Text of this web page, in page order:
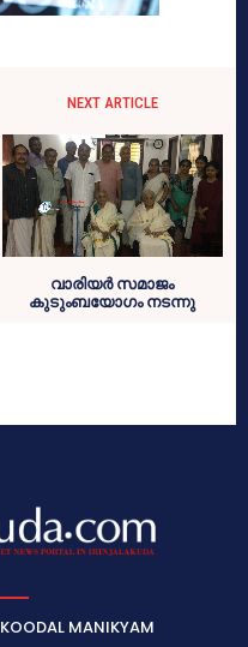
NEXT ARTICLE
വാരിയർ സമാജം
കുടുംബയോഗം നടന്നു
KOODAL MANIKYAM